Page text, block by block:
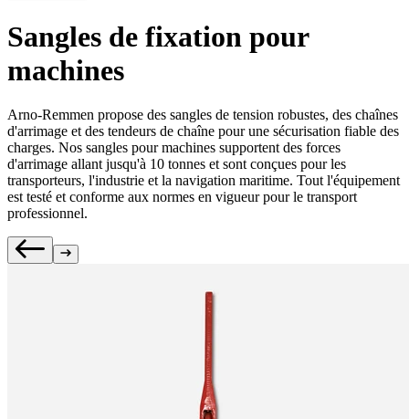
Sangles de fixation pour
machines
Arno-Remmen propose des sangles de tension robustes, des chaînes
d'arrimage et des tendeurs de chaîne pour une sécurisation fiable des
charges. Nos sangles pour machines supportent des forces
d'arrimage allant jusqu'à 10 tonnes et sont conçues pour les
transporteurs, l'industrie et la navigation maritime. Tout l'équipement
est testé et conforme aux normes en vigueur pour le transport
professionnel.